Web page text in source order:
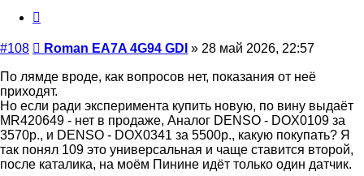
GDI
#108 Сообщение
Roman EA7A 4G94 GDI » 28 май 2026, 22:57
По лямде вроде, как вопросов нет, показания от неё
приходят.
Но если ради эксперимента купить новую, по вину выдаёт
MR420649 - нет в продаже, Аналог DENSO - DOX0109 за
3570р., и DENSO - DOX0341 за 5500р., какую покупать? Я
так понял 109 это универсальная и чаще ставится второй,
после каталика, на моём Пинине идёт только один датчик.